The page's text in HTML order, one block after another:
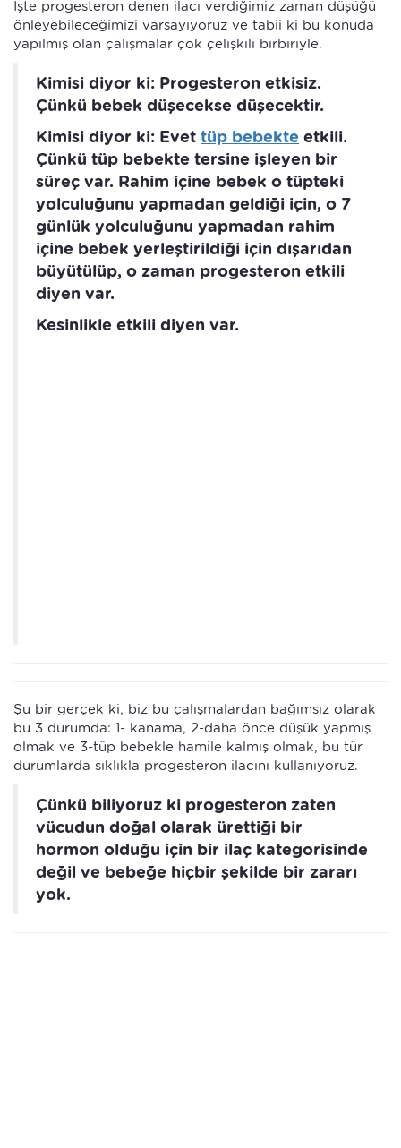
İşte progesteron denen ilacı verdiğimiz zaman düşüğü
önleyebileceğimizi varsayıyoruz ve tabii ki bu konuda
yapılmış olan çalışmalar çok çelişkili birbiriyle.
Kimisi diyor ki: Progesteron etkisiz.
Çünkü bebek düşecekse düşecektir.
Kimisi diyor ki: Evet tüp bebekte etkili.
Çünkü tüp bebekte tersine işleyen bir
süreç var. Rahim içine bebek o tüpteki
yolculuğunu yapmadan geldiği için, o 7
günlük yolculuğunu yapmadan rahim
içine bebek yerleştirildiği için dışarıdan
büyütülüp, o zaman progesteron etkili
diyen var.
Kesinlikle etkili diyen var.
Şu bir gerçek ki, biz bu çalışmalardan bağımsız olarak
bu 3 durumda: 1- kanama, 2-daha önce düşük yapmış
olmak ve 3-tüp bebekle hamile kalmış olmak, bu tür
durumlarda sıklıkla progesteron ilacını kullanıyoruz.
Çünkü biliyoruz ki progesteron zaten
vücudun doğal olarak ürettiği bir
hormon olduğu için bir ilaç kategorisinde
değil ve bebeğe hiçbir şekilde bir zararı
yok.